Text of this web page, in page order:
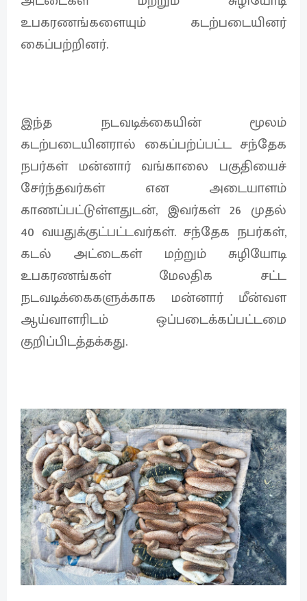
உபகரணங்களையும் கடற்படையினர்
கைப்பற்றினர்.
இந்த நடவடிக்கையின் மூலம்
கடற்படையினரால் கைப்பற்ப்பட்ட சந்தேக
நபர்கள் மன்னார் வங்காலை பகுதியைச்
சேர்ந்தவர்கள் என அடையாளம்
காணப்பட்டுள்ளதுடன், இவர்கள் 26 முதல்
40 வயதுக்குட்பட்டவர்கள். சந்தேக நபர்கள்,
கடல் அட்டைகள் மற்றும் சுழியோடி
உபகரணங்கள் மேலதிக சட்ட
நடவடிக்கைகளுக்காக மன்னார் மீன்வள
ஆய்வாளரிடம் ஒப்படைக்கப்பட்டமை
குறிப்பிடத்தக்கது.